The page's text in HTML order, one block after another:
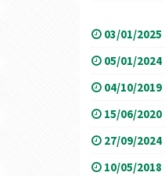
03/01/2025
05/01/2024
04/10/2019
15/06/2020
27/09/2024
10/05/2018